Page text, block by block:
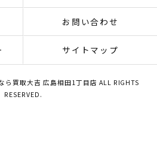
お問い合わせ
サイトマップ
買取大吉 広島相田1丁目店 ALL RIGHTS
RESERVED.